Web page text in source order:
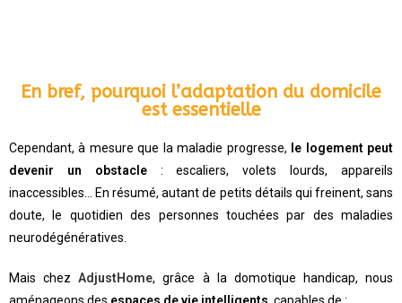
En bref, pourquoi l’adaptation du domicile
est essentielle
Cependant, à mesure que la maladie progresse,
le logement peut
devenir un obstacle: escaliers, volets lourds, appareils
inaccessibles… En résumé, autant de petits détails qui freinent, sans
doute, le quotidien des personnes touchées par des maladies
neurodégénératives.
Mais chezAdjustHome, grâce à la domotique handicap, nous